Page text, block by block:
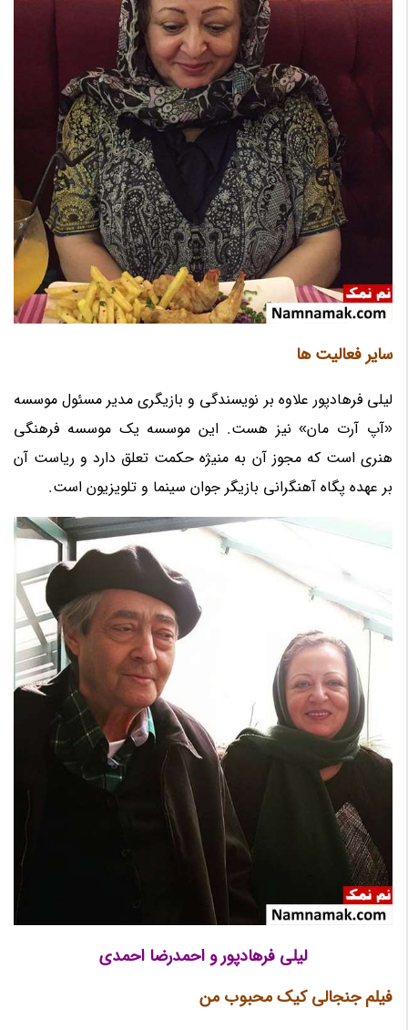
سایر فعالیت ها
لیلی فرهادپور علاوه بر نویسندگی و بازیگری مدیر مسئول موسسه
«آپ آرت مان» نیز هست. این موسسه یک موسسه فرهنگی
هنری است که مجوز آن به منیژه حکمت تعلق دارد و ریاست آن
بر عهده پگاه آهنگرانی بازیگر جوان سینما و تلویزیون است.
لیلی فرهادپور و احمدرضا احمدی
فیلم جنجالی کیک محبوب من